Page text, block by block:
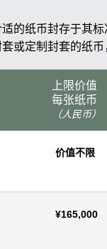
的纸币封存于其
或定制封套的纸
上限价值
每张纸币
（人民币）
价值不限
¥165,000